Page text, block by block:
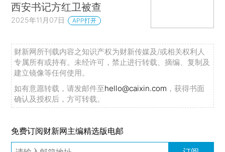
西安书记方红卫被查
2025年11月07日 APP打开
财新网所刊载内容之知识产权为财新传媒及/或相关权利人
专属所有或持有。未经许可，禁止进行转载、摘编、复制及
建立镜像等任何使用。
如有意愿转载，请发邮件至hello@caixin.com ，获得书面
确认及授权后，方可转载。
免费订阅财新网主编精选版电邮